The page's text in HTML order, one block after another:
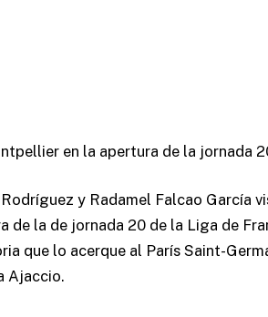
en la apertura de la jornada
y Radamel Falcao García
de la de jornada 20 de la Liga de
que lo acerque al París Saint-
Ajaccio.